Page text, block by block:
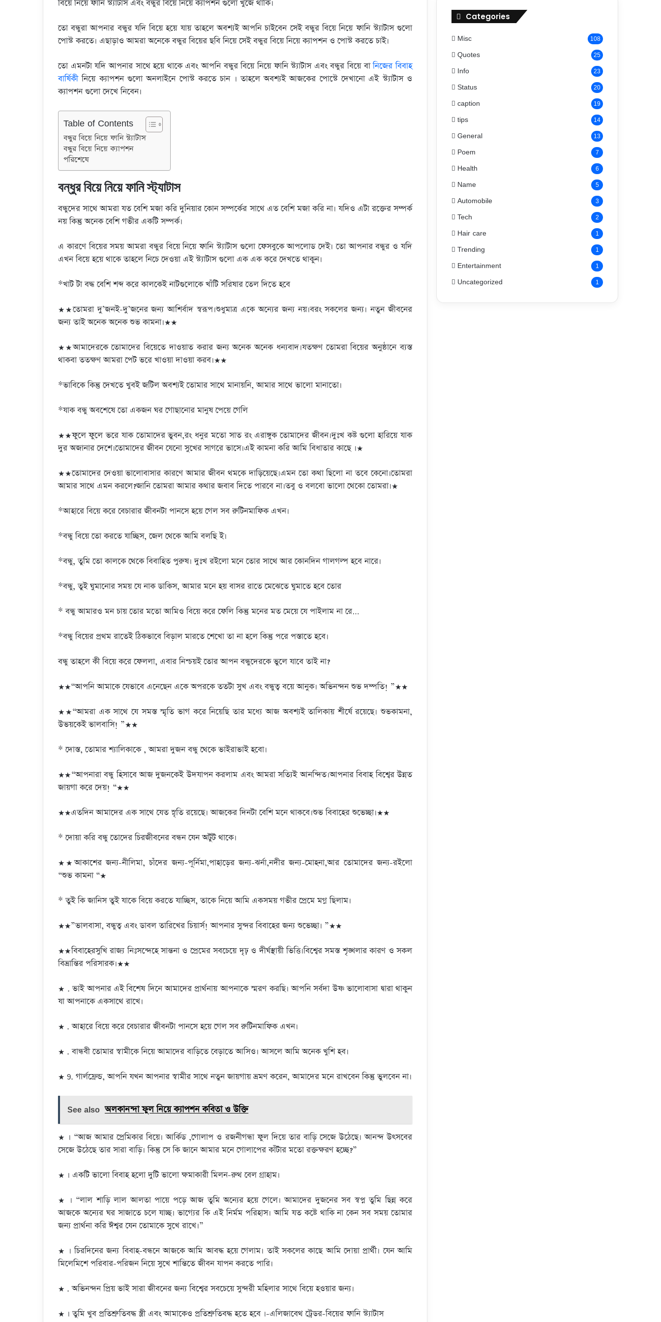
e
b
o
o
k
er a
d
s
s
A
p
p
e
dI
n
di
t
y
Li
n
k
e
n
g
er
e
বিয়ে নিয়ে ফানি স্ট্যাটাস এবং বন্ধুর বিয়ে নিয়ে ক্যাপশন গুলো খুজে থাকি।
তো বন্ধুরা আপনার বন্ধুর যদি বিয়ে হয়ে যায় তাহলে অবশ্যই আপনি চাইবেন সেই বন্ধুর বিয়ে নিয়ে ফানি স্ট্যাটাস গুলো
পোস্ট করতে। এছাড়াও আমরা অনেকে বন্ধুর বিয়ের ছবি নিয়ে সেই বন্ধুর বিয়ে নিয়ে ক্যাপশন ও পোস্ট করতে চাই।
তো এমনটা যদি আপনার সাথে হয়ে থাকে এবং আপনি বন্ধুর বিয়ে নিয়ে ফানি স্ট্যাটাস এবং বন্ধুর বিয়ে বানিজের বিবাহ
বার্ষিকীনিয়ে ক্যাপশন গুলো অনলাইনে পোস্ট করতে চান । তাহলে অবশ্যই আজকের পোস্টে দেখানো এই স্ট্যাটাস ও
ক্যাপশন গুলো দেখে নিবেন।
Table of Contents
বন্ধুর বিয়ে নিয়ে ফানি স্ট্যাটাস
বন্ধুর বিয়ে নিয়ে ক্যাপশন
পরিশেষে
বন্ধুর বিয়ে নিয়ে ফানি স্ট্যাটাস
বন্ধুদের সাথে আমরা যত বেশি মজা করি দুনিয়ার কোন সম্পর্কের সাথে এত বেশি মজা করি না। যদিও এটা রক্তের সম্পর্ক
নয় কিন্তু অনেক বেশি গভীর একটি সম্পর্ক।
এ কারণে বিয়ের সময় আমরা বন্ধুর বিয়ে নিয়ে ফানি স্ট্যাটাস গুলো ফেসবুকে আপলোড দেই। তো আপনার বন্ধুর ও যদি
এখন বিয়ে হয়ে থাকে তাহলে নিচে দেওয়া এই স্ট্যাটাস গুলো এক এক করে দেখতে থাকুন।
*খাট টা বদ্ধ বেশি শব্দ করে কালকেই নাটগুলোকে খাঁটি সরিষার তেল দিতে হবে
★★তোমরা দু’জনই-দু’জনের জন্য আশির্বাদ স্বরূপ।শুধুমাত্র একে অন্যের জন্য নয়।বরং সকলের জন্য। নতুন জীবনের
জন্য তাই অনেক অনেক শুভ কামনা।★★
★★আমাদেরকে তোমাদের বিয়েতে দাওয়াত করার জন্য অনেক অনেক ধন্যবাদ।যতক্ষণ তোমরা বিয়ের অনুষ্ঠানে ব্যস্ত
থাকবা ততক্ষণ আমরা পেট ভরে খাওয়া দাওয়া করব।★★
*ভাবিকে কিন্তু দেখতে খুবই জটিল অবশ্যই তোমার সাথে মানায়নি, আমার সাথে ভালো মানাতো।
*যাক বন্ধু অবশেষে তো একজন ঘর গোছানোর মানুষ পেয়ে গেলি
★★ফুলে ফুলে ভরে যাক তোমাদের ভুবন,রং ধনুর মতো সাত রং এরাঙ্গুক তোমাদের জীবন।দুঃখ কষ্ট গুলো হারিয়ে যাক
দুর অজানার দেশে।তোমাদের জীবন যেনো সুখের সাগরে ভাসে।এই কামনা করি আমি বিধাতার কাছে ।★
★★তোমাদের দেওয়া ভালোবাসার কারণে আমার জীবন থমকে দাড়িয়েছে।এমন তো কথা ছিলো না তবে কেনো।তোমরা
আমার সাথে এমন করলে?জানি তোমরা আমার কথার জবাব দিতে পারবে না।তবু ও বলবো ভালো থেকো তোমরা।★
*আহারে বিয়ে করে বেচারার জীবনটা পানসে হয়ে গেল সব রুটিনমাফিক এখন।
*বন্ধু বিয়ে তো করতে যাচ্ছিস, জেল থেকে আমি বলছি ই।
*বন্ধু, তুমি তো কালকে থেকে বিবাহিত পুরুষ। দুঃখ রইলো মনে তোর সাথে আর কোনদিন গালগল্প হবে নারে।
*বন্ধু, তুই ঘুমানোর সময় যে নাক ডাকিস, আমার মনে হয় বাসর রাতে মেঝেতে ঘুমাতে হবে তোর
* বন্ধু আমারও মন চায় তোর মতো আমিও বিয়ে করে ফেলি কিন্তু মনের মত মেয়ে যে পাইলাম না রে…
*বন্ধু বিয়ের প্রথম রাতেই ঠিকভাবে বিড়াল মারতে শেখো তা না হলে কিন্তু পরে পস্তাতে হবে।
বন্ধু তাহলে কী বিয়ে করে ফেললা, এবার নিশ্চয়ই তোর আপন বন্ধুদেরকে ভুলে যাবে তাই না?
★★“আপনি আমাকে যেভাবে এনেছেন একে অপরকে ততটা সুখ এবং বন্ধুত্ব বয়ে আনুক। অভিনন্দন শুভ দম্পতি! ”★★
★★“আমরা এক সাথে যে সমস্ত স্মৃতি ভাগ করে নিয়েছি তার মধ্যে আজ অবশ্যই তালিকায় শীর্ষে রয়েছে। শুভকামনা,
উভয়কেই ভালবাসি! ”★★
* দোস্ত, তোমার শ্যালিকাকে , আমরা দুজন বন্ধু থেকে ভাইরাভাই হবো।
★★“আপনারা বন্ধু হিসাবে আজ দুজনকেই উদযাপন করলাম এবং আমরা সত্যিই আনন্দিত।আপনার বিবাহ বিশ্বের উন্নত
জায়গা করে দেয়! “★★
★★এতদিন আমাদের এক সাথে যেত স্নৃতি রয়েছে। আজকের দিনটা বেশি মনে থাকবে।শুভ বিবাহের শুভেচ্ছা।★★
* দোয়া করি বন্ধু তোদের চিরজীবনের বন্ধন যেন অটুট থাকে।
★★আকাশের জন্য-নীলিমা, চাঁদের জন্য-পূর্নিমা,পাহাড়ের জন্য-ঝর্না,নদীর জন্য-মোহনা,আর তোমাদের জন্য-রইলো
“শুভ কামনা “★
* তুই কি জানিস তুই যাকে বিয়ে করতে যাচ্ছিস, তাকে নিয়ে আমি একসময় গভীর প্রেমে মগ্ন ছিলাম।
★★”ভালবাসা, বন্ধুত্ব এবং ডাবল তারিখের চিয়ার্স! আপনার সুন্দর বিবাহের জন্য শুভেচ্ছা। ”★★
★★বিবাহেরসুখি রাজ্য নিঃসন্দেহে সান্তনা ও প্রেমের সবচেয়ে দৃঢ় ও দীর্ঘস্থায়ী ভিত্তি।বিশ্বের সমস্ত শৃঙ্খলার কারণ ও সকল
বিভ্রান্তির পরিসারক।★★
★ . ভাই আপনার এই বিশেষ দিনে আমাদের প্রার্থনায় আপনাকে স্মরণ করছি। আপনি সর্বদা উষ্ণ ভালোবাসা দ্বারা থাকুন
যা আপনাকে একসাথে রাখে।
★ . আহারে বিয়ে করে বেচারার জীবনটা পানসে হয়ে গেল সব রুটিনমাফিক এখন।
★ . বান্ধবী তোমার স্বামীকে নিয়ে আমাদের বাড়িতে বেড়াতে আসিও। আসলে আমি অনেক খুশি হব।
★ 9. গার্লফ্রেন্ড, আপনি যখন আপনার স্বামীর সাথে নতুন জায়গায় ভ্রমণ করেন, আমাদের মনে রাখবেন কিন্তু ভুলবেন না।
See also অলকানন্দা ফুল নিয়ে ক্যাপশন কবিতা ও উক্তি
★ । “আজ আমার প্রেমিকার বিয়ে। আর্কিড ,গোলাপ ও রজনীগন্ধা ফুল দিয়ে তার বাড়ি সেজে উঠেছে। আনন্দ উৎসবের
সেজে উঠেছে তার সারা বাড়ি। কিন্তু সে কি জানে আমার মনে গোলাপের কাঁটার মতো রক্তক্ষরণ হচ্ছে?”
★ । একটি ভালো বিবাহ হলো দুটি ভালো ক্ষমাকারী মিলন-রুথ বেল গ্রাহাম।
★ । “লাল শাড়ি লাল আলতা পায়ে পড়ে আজ তুমি অন্যের হয়ে গেলে। আমাদের দুজনের সব স্বপ্ন তুমি ছিন্ন করে
আজকে অন্যের ঘর সাজাতে চলে যাচ্ছ। ভাগ্যের কি এই নির্মম পরিহাস। আমি যত কষ্টে থাকি না কেন সব সময় তোমার
জন্য প্রার্থনা করি ঈশ্বর যেন তোমাকে সুখে রাখে।”
★ । চিরদিনের জন্য বিবাহ-বন্ধনে আজকে আমি আবদ্ধ হয়ে গেলাম। তাই সকলের কাছে আমি দোয়া প্রার্থী। যেন আমি
মিলেমিশে পরিবার-পরিজন নিয়ে সুখে শান্তিতে জীবন যাপন করতে পারি।
★ . অভিনন্দন প্রিয় ভাই সারা জীবনের জন্য বিশ্বের সবচেয়ে সুন্দরী মহিলার সাথে বিয়ে হওয়ার জন্য।
★ । তুমি খুব প্রতিশ্রুতিবদ্ধ স্ত্রী এবং আমাকেও প্রতিশ্রুতিবদ্ধ হতে হবে ।-এলিজাবেথ ট্রেডর-বিয়ের ফানি স্ট্যাটাস
Categories
Misc 108
Quotes 25
Info 23
Status 20
caption 19
tips 14
General 13
Poem 7
Health 6
Name 5
Automobile 3
Tech 2
Hair care 1
Trending 1
Entertainment 1
Uncategorized 1